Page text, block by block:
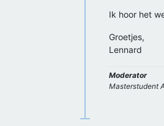
Ik hoor het
Groetjes,
Lennard
Moderator
Masterstudent